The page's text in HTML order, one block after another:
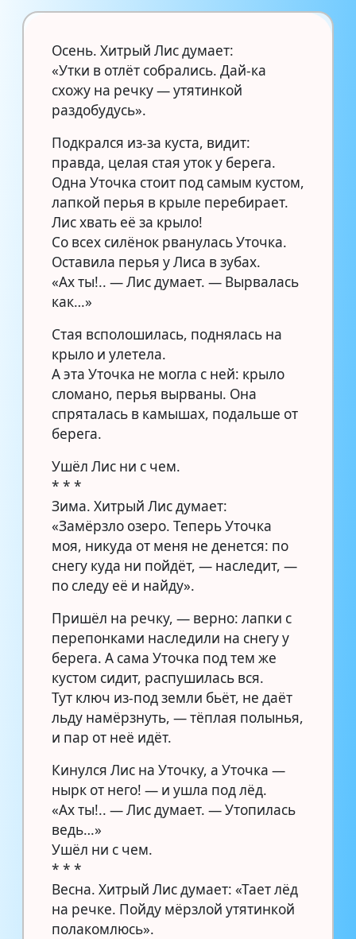
Осень. Хитрый Лис думает:
«Утки в отлёт собрались. Дай-ка
схожу на речку — утятинкой
раздобудусь».
Подкрался из-за куста, видит:
правда, целая стая уток у берега.
Одна Уточка стоит под самым кустом,
лапкой перья в крыле перебирает.
Лис хвать её за крыло!
Со всех силёнок рванулась Уточка.
Оставила перья у Лиса в зубах.
«Ах ты!.. — Лис думает. — Вырвалась
как…»
Стая всполошилась, поднялась на
крыло и улетела.
А эта Уточка не могла с ней: крыло
сломано, перья вырваны. Она
спряталась в камышах, подальше от
берега.
Ушёл Лис ни с чем.
* * *
Зима. Хитрый Лис думает:
«Замёрзло озеро. Теперь Уточка
моя, никуда от меня не денется: по
снегу куда ни пойдёт, — наследит, —
по следу её и найду».
Пришёл на речку, — верно: лапки с
перепонками наследили на снегу у
берега. А сама Уточка под тем же
кустом сидит, распушилась вся.
Тут ключ из-под земли бьёт, не даёт
льду намёрзнуть, — тёплая полынья,
и пар от неё идёт.
Кинулся Лис на Уточку, а Уточка —
нырк от него! — и ушла под лёд.
«Ах ты!.. — Лис думает. — Утопилась
ведь…»
Ушёл ни с чем.
* * *
Весна. Хитрый Лис думает: «Тает лёд
на речке. Пойду мёрзлой утятинкой
полакомлюсь».